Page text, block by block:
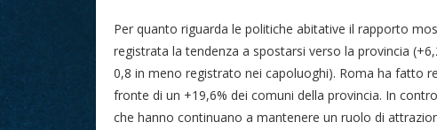
Per quanto riguarda le politiche abitative il rapporto
registrata la tendenza a spostarsi verso la provincia
0,8 in meno registrato nei capoluoghi). Roma ha fatto
fronte di un +19,6% dei comuni della provincia. In
che hanno continuano a mantenere un ruolo di